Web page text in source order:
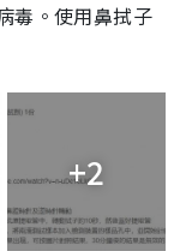
毒。使用鼻拭子
+2